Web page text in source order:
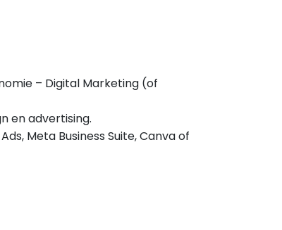
– Digital Marketing (of
en advertising.
Meta Business Suite, Canva of